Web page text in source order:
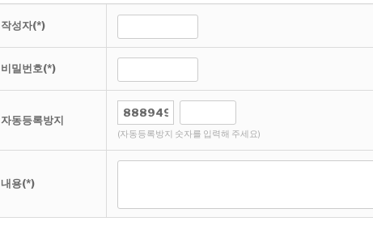
작성자(*)
비밀번호(*)
자동등록방지
(자동등록방지 숫자를 입력해 주세요)
내용(*)